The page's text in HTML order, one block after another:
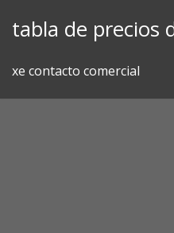
tabla de precios
xe contacto comercial